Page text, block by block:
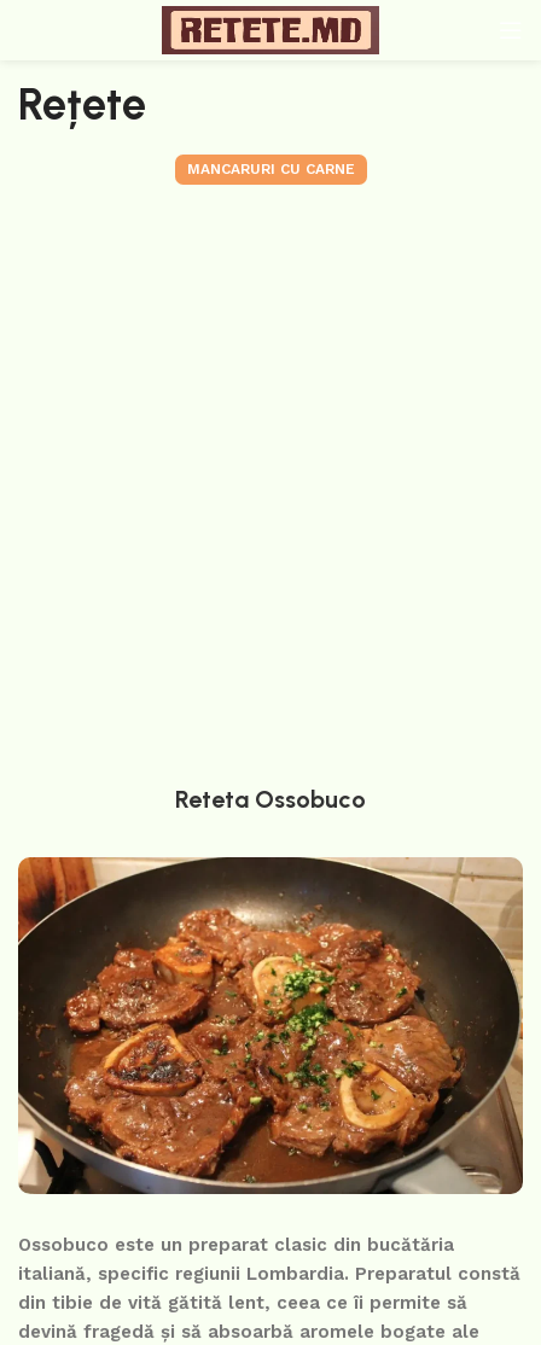
Rețete
MANCARURI CU CARNE
Reteta Ossobuco
Ossobuco este un preparat clasic din bucătăria
italiană, specific regiunii Lombardia. Preparatul constă
din tibie de vită gătită lent, ceea ce îi permite să
devină fragedă și să absoarbă aromele bogate ale